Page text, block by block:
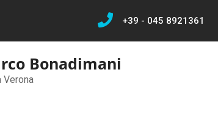
+39 - 045 8921361
Bonadimani
Verona